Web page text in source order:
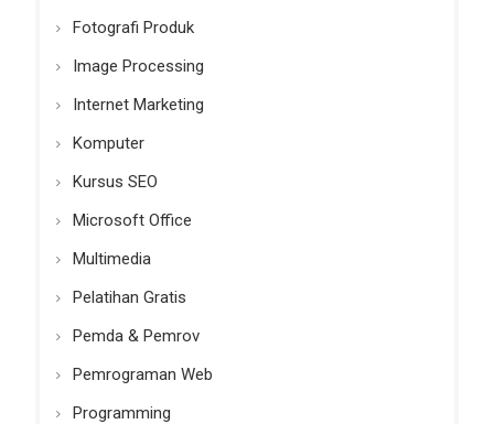
Fotografi Produk
Image Processing
Internet Marketing
Komputer
Kursus SEO
Microsoft Office
Multimedia
Pelatihan Gratis
Pemda & Pemrov
Pemrograman Web
Programming